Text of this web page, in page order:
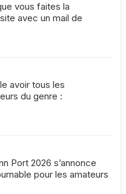
vous faites la
avec un mail de
avoir tous les
du genre :
Port 2026 s’annonce
pour les amateurs